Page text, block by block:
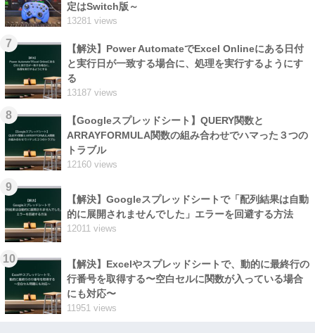
定はSwitch版～
13281 views
7
【解決】Power AutomateでExcel Onlineにある日付
と実行日が一致する場合に、処理を実行するようにす
る
13187 views
8
【Googleスプレッドシート】QUERY関数と
ARRAYFORMULA関数の組み合わせでハマった３つの
トラブル
12160 views
9
【解決】Googleスプレッドシートで「配列結果は自動
的に展開されませんでした」エラーを回避する方法
12011 views
10
【解決】Excelやスプレッドシートで、動的に最終行の
行番号を取得する〜空白セルに関数が入っている場合
にも対応〜
11951 views